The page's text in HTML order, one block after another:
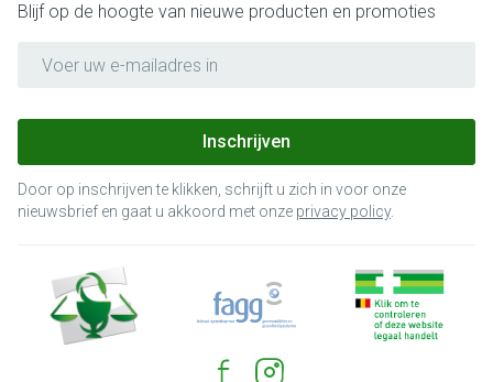
Blijf op de hoogte van nieuwe producten en promoties
Inschrijven
Door op inschrijven te klikken, schrijft u zich in voor onze
nieuwsbrief en gaat u akkoord met onze privacy policy.